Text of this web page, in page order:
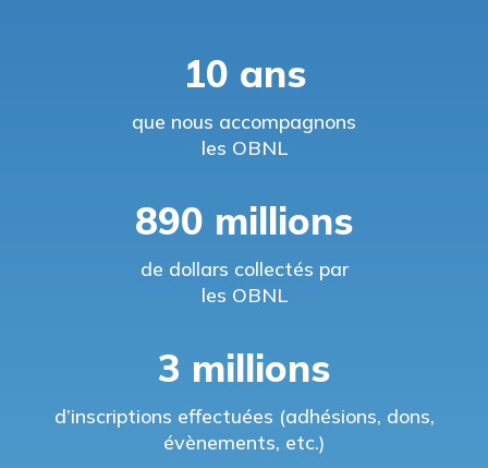
10 ans
que nous accompagnons
les OBNL
890 millions
de dollars collectés par
les OBNL
3 millions
d’inscriptions effectuées (adhésions, dons,
évènements, etc.)